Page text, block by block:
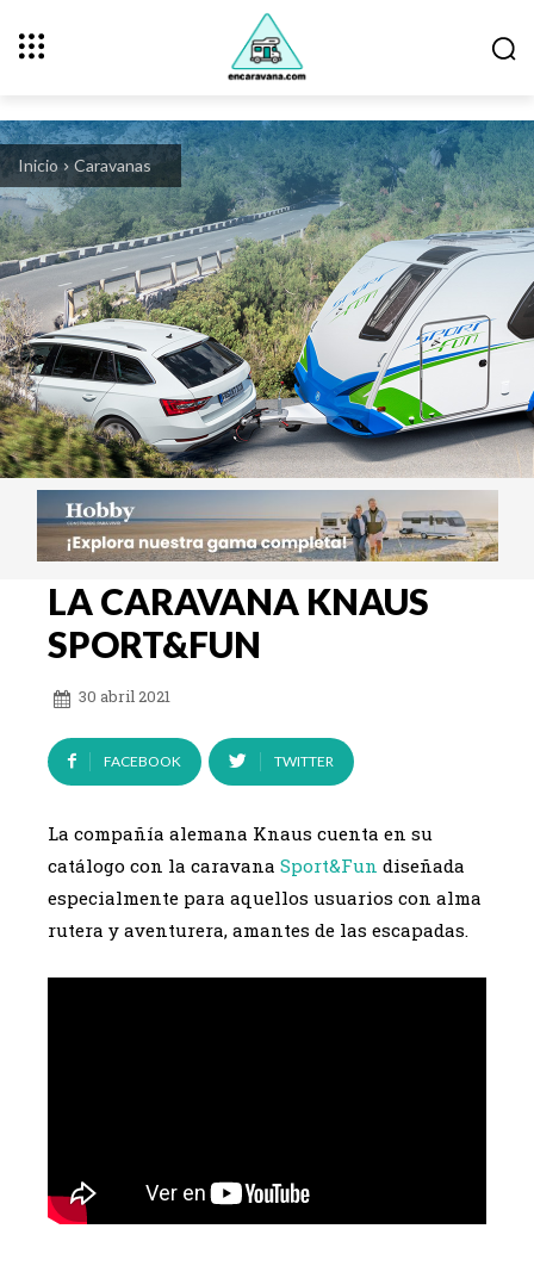
Inicio Caravanas
LA CARAVANA KNAUS
SPORT&FUN
30 abril 2021
FACEBOOK TWITTER
La compañía alemana Knaus cuenta en su
catálogo con la caravana Sport&Fun diseñada
especialmente para aquellos usuarios con alma
rutera y aventurera, amantes de las escapadas.